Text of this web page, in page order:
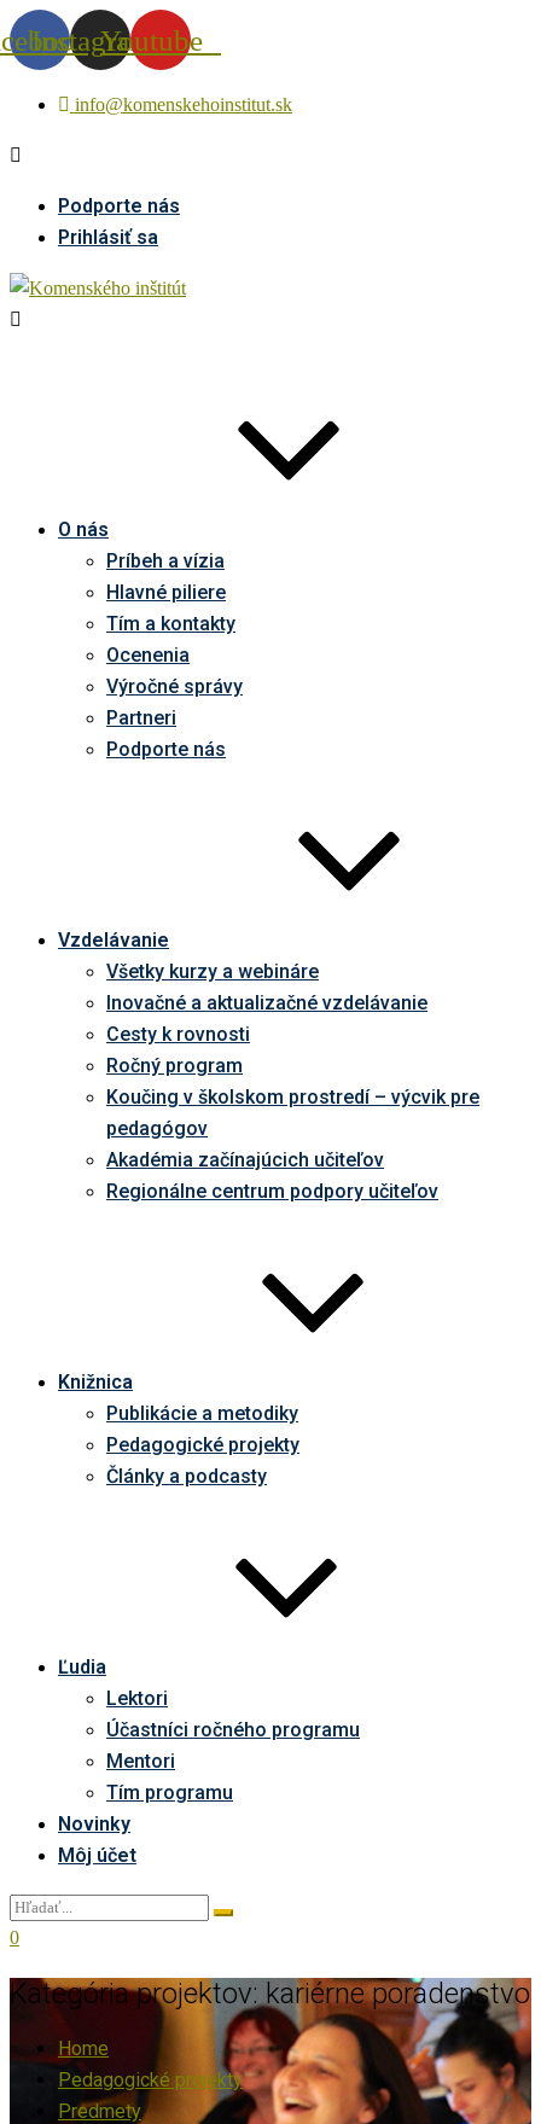
InstagramYoutube
info@komenskehoinstitut.sk
Podporte nás
Prihlásiť sa
O nás
Príbeh a vízia
Hlavné piliere
Tím a kontakty
Ocenenia
Výročné správy
Partneri
Podporte nás
Vzdelávanie
Všetky kurzy a webináre
Inovačné a aktualizačné vzdelávanie
Cesty k rovnosti
Ročný program
Koučing v školskom prostredí – výcvik pre
pedagógov
Akadémia začínajúcich učiteľov
Regionálne centrum podpory učiteľov
Knižnica
Publikácie a metodiky
Pedagogické projekty
Články a podcasty
Ľudia
Lektori
Účastníci ročného programu
Mentori
Tím programu
Novinky
Môj účet
0
Kategória projektov: kariérne poradenstvo
Home
Pedagogické projekty
Predmety